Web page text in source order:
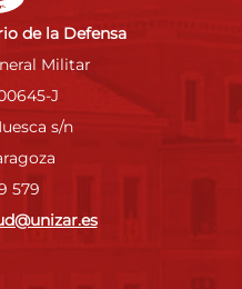
de la Defensa
Militar
J
s/n
579